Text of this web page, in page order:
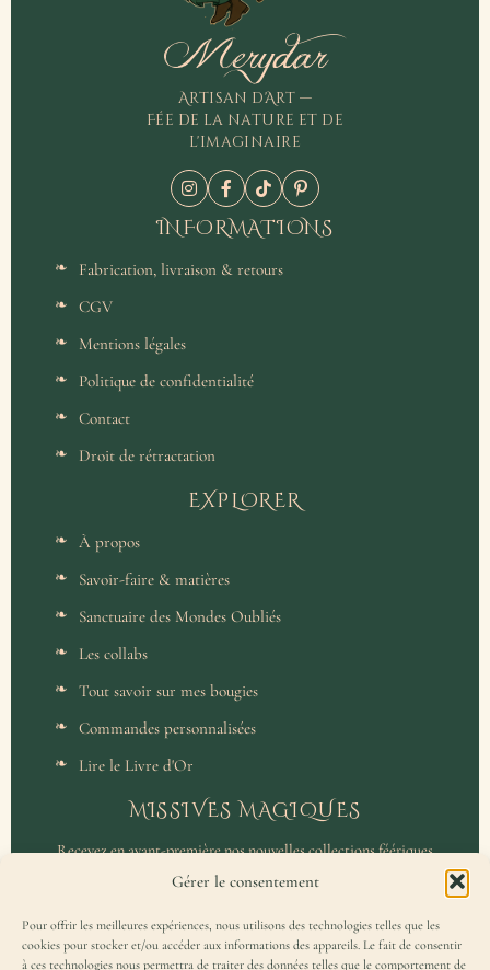
Gérer le consentement
Pour offrir les meilleures expériences, nous utilisons des technologies telles que les
cookies pour stocker et/ou accéder aux informations des appareils. Le fait de consentir
à ces technologies nous permettra de traiter des données telles que le comportement de
Merydar
Artisan d'Art —
Fée de la nature et de
l'imaginaire
INFORMATIONS
Fabrication, livraison & retours
CGV
Mentions légales
Politique de confidentialité
Contact
Droit de rétractation
EXPLORER
À propos
Savoir-faire & matières
Sanctuaire des Mondes Oubliés
Les collabs
Tout savoir sur mes bougies
Commandes personnalisées
Lire le Livre d'Or
MISSIVES MAGIQUES
Recevez en avant-première nos nouvelles collections féériques
et un accès privilégié aux coulisses de l'atelier.